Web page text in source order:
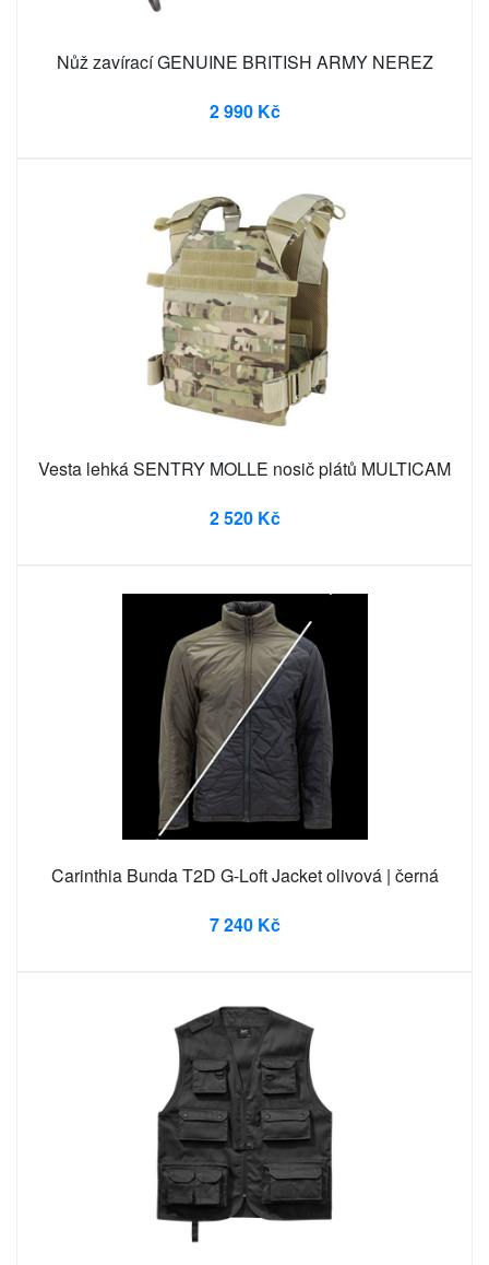
Nůž zavírací GENUINE BRITISH ARMY NEREZ
2 990 Kč
Vesta lehká SENTRY MOLLE nosič plátů MULTICAM
2 520 Kč
Carinthia Bunda T2D G-Loft Jacket olivová | černá
7 240 Kč